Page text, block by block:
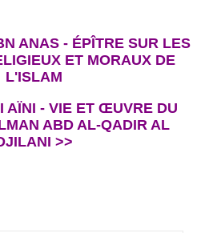
ANAS - ÉPÎTRE SUR LES
ET MORAUX DE
L'ISLAM
AÏNI - VIE ET ŒUVRE DU
ABD AL-QADIR AL
>>